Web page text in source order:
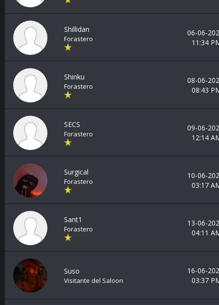
Shillidan
Forastero
06-06-
11:34
Shinku
Forastero
08-06-
08:43
SECS
Forastero
09-06-
12:14
Surgical
Forastero
10-06-
03:17
Sant1
Forastero
13-06-
04:11
Suso
Visitante del Saloon
16-06-
03:37